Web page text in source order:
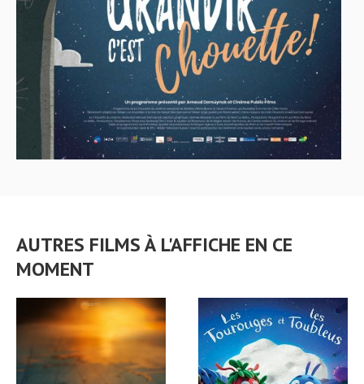
AUTRES FILMS À L'AFFICHE EN CE
MOMENT